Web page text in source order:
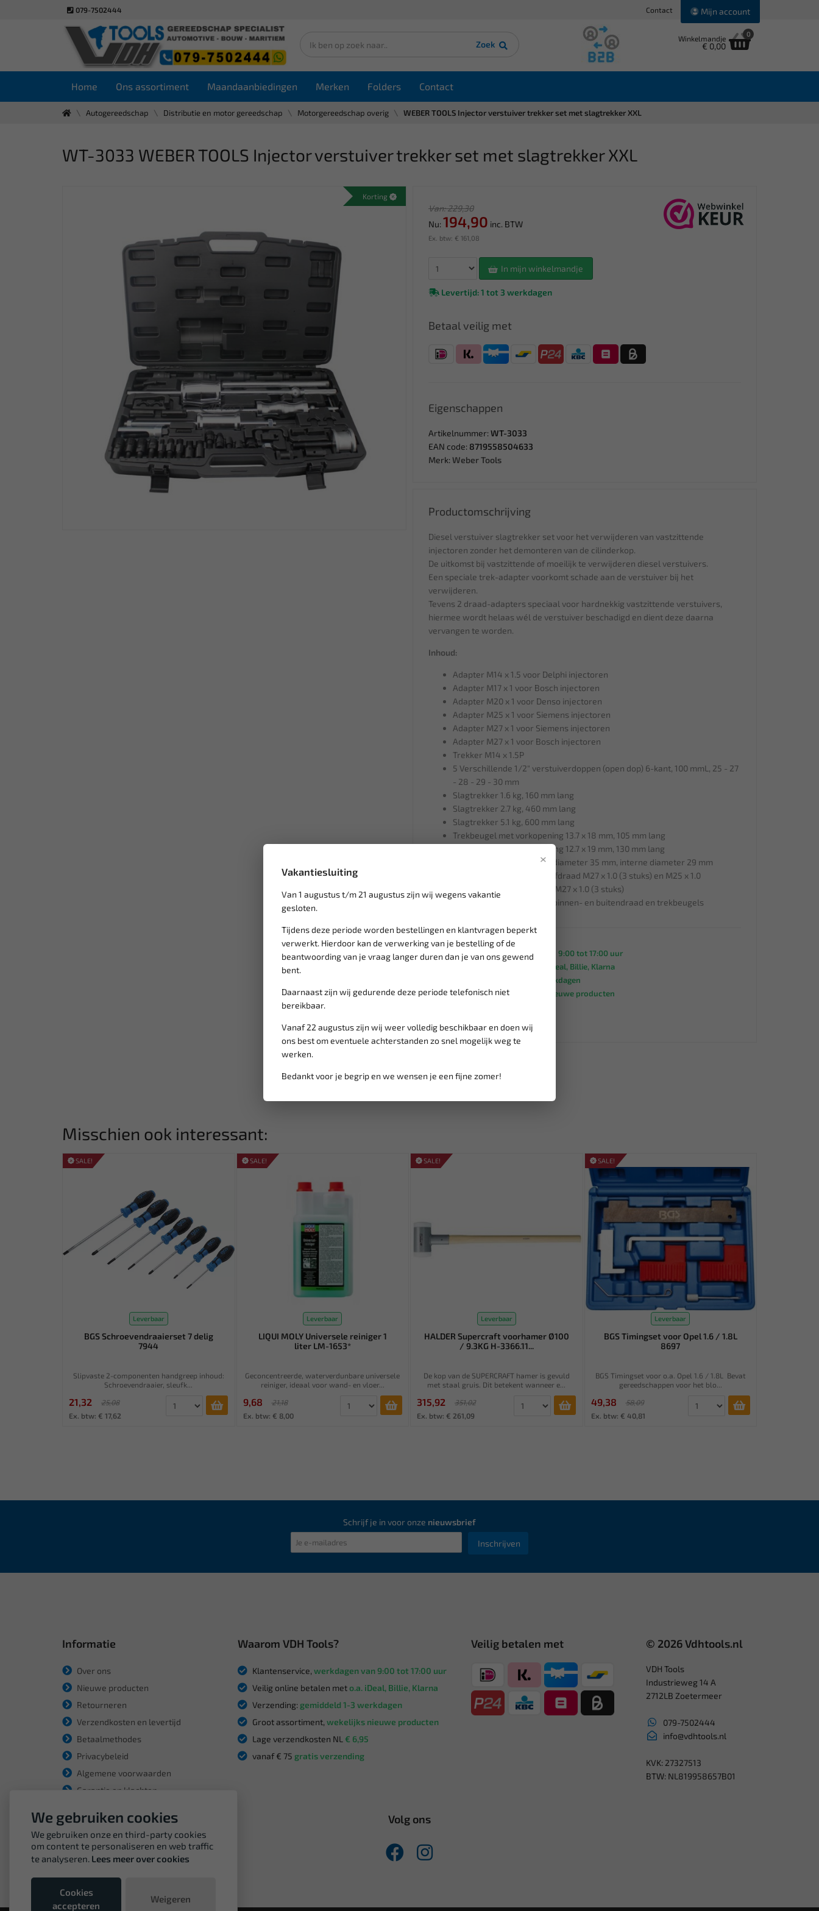
079-7502444 Contact Mijn account
Zoek
Winkelmandje
€ 0,00
0
Home Ons assortiment Maandaanbiedingen Merken Folders Contact
Autogereedschap Distributie en motor gereedschap Motorgereedschap overig WEBER TOOLS Injector verstuiver trekker set met slagtrekker XXL
×
Vakantiesluiting
Van 1 augustus t/m 21 augustus zijn wij wegens vakantie
gesloten.
Tijdens deze periode worden bestellingen en klantvragen beperkt
verwerkt. Hierdoor kan de verwerking van je bestelling of de
beantwoording van je vraag langer duren dan je van ons gewend
bent.
Daarnaast zijn wij gedurende deze periode telefonisch niet
bereikbaar.
Vanaf 22 augustus zijn wij weer volledig beschikbaar en doen wij
ons best om eventuele achterstanden zo snel mogelijk weg te
werken.
Bedankt voor je begrip en we wensen je een fijne zomer!
WT-3033 WEBER TOOLS Injector verstuiver trekker set met slagtrekker XXL
Korting
Van: 229,30
Nu: 194,90 inc. BTW
Ex. btw: € 161,08
In mijn winkelmandje
Levertijd: 1 tot 3 werkdagen
Betaal veilig met
Eigenschappen
Artikelnummer: WT-3033
EAN code: 8719558504633
Merk: Weber Tools
Productomschrijving
Diesel verstuiver slagtrekker set voor het verwijderen van vastzittende
injectoren zonder het demonteren van de cilinderkop.
De uitkomst bij vastzittende of moeilijk te verwijderen diesel verstuivers.
Een speciale trek-adapter voorkomt schade aan de verstuiver bij het
verwijderen.
Tevens 2 draad-adapters speciaal voor hardnekkig vastzittende verstuivers,
hiermee wordt helaas wél de verstuiver beschadigd en dient deze daarna
vervangen te worden.
Inhoud:
Adapter M14 x 1.5 voor Delphi injectoren
Adapter M17 x 1 voor Bosch injectoren
Adapter M20 x 1 voor Denso injectoren
Adapter M25 x 1 voor Siemens injectoren
Adapter M27 x 1 voor Siemens injectoren
Adapter M27 x 1 voor Bosch injectoren
Trekker M14 x 1.5P
5 Verschillende 1/2" verstuiverdoppen (open dop) 6-kant, 100 mmL, 25 - 27
- 28 - 29 - 30 mm
Slagtrekker 1.6 kg, 160 mm lang
Slagtrekker 2.7 kg, 460 mm lang
Slagtrekker 5.1 kg, 600 mm lang
Trekbeugel met vorkopening 13.7 x 18 mm, 105 mm lang
Trekbeugel met vorkopening 12.7 x 19 mm, 130 mm lang
Spindel M17 x 1.0, externe diameter 35 mm, interne diameter 29 mm
Adapter met buitenschroefdraad M27 x 1.0 (3 stuks) en M25 x 1.0
Adapter met binnendraad M27 x 1.0 (3 stuks)
Slagtrekker adapter voor binnen- en buitendraad en trekbeugels
Klantenservice,
werkdagen van 9:00 tot 17:00 uur
o.a. iDeal, Billie, Klarna
gemiddeld 1-3 werkdagen
Groot assortiment,
wekelijks nieuwe producten
Misschien ook interessant:
SALE!
Leverbaar
BGS Schroevendraaierset 7 delig
7944
Slipvaste 2-componenten handgreep inhoud:
Schroevendraaier, sleufk...
21,32
25,08
Ex. btw: € 17,62
SALE!
Leverbaar
LIQUI MOLY Universele reiniger 1
liter LM-1653*
Geconcentreerde, waterverdunbare universele
reiniger, ideaal voor wand- en vloer...
9,68
21,18
Ex. btw: € 8,00
SALE!
Leverbaar
HALDER Supercraft voorhamer Ø100
/ 9.3KG H-3366.11...
De kop van de SUPERCRAFT hamer is gevuld
met staal gruis. Dit betekent wanneer e...
315,92
351,02
Ex. btw: € 261,09
SALE!
Leverbaar
BGS Timingset voor Opel 1.6 / 1.8L
8697
BGS Timingset voor o.a. Opel 1.6 / 1.8L Bevat
gereedschappen voor het blo...
49,38
58,09
Ex. btw: € 40,81
Schrijf je in voor onze nieuwsbrief
Inschrijven
Informatie
Over ons
Nieuwe producten
Retourneren
Verzendkosten en levertijd
Betaalmethodes
Privacybeleid
Algemene voorwaarden
Garantie en klachten
Waarom VDH Tools?
Klantenservice, werkdagen van 9:00 tot 17:00 uur
Veilig online betalen meto.a. iDeal, Billie, Klarna
Verzending: gemiddeld 1-3 werkdagen
Groot assortiment, wekelijks nieuwe producten
Lage verzendkosten NL € 6,95
vanaf € 75 gratis verzending
Veilig betalen met © 2026 Vdhtools.nl
VDH Tools
Industrieweg 14 A
2712LB Zoetermeer
079-7502444
info@vdhtools.nl
KVK: 27327513
BTW: NL819958657B01
Volg ons
We gebruiken cookies
We gebruiken onze en third-party cookies
om content te personaliseren en web traffic
te analyseren. Lees meer over cookies
Cookies
accepteren
Weigeren